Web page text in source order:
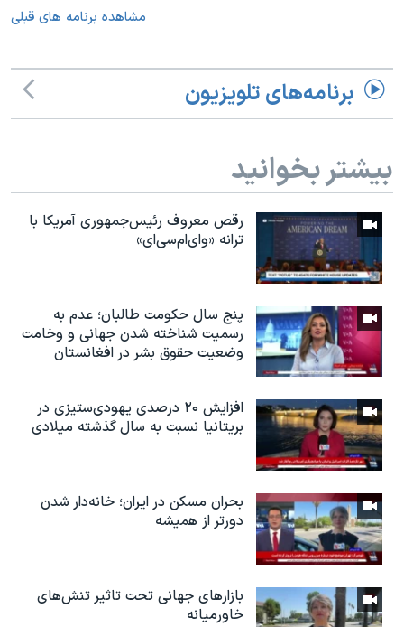
مشاهده برنامه های قبلی
برنامه‌های تلویزیون
بیشتر بخوانید
رقص معروف رئیس‌جمهوری آمریکا با
ترانه «وای‌ام‌سی‌ای»
پنج سال حکومت طالبان؛ عدم به
رسمیت شناخته شدن جهانی و وخامت
وضعیت حقوق بشر در افغانستان
افزایش ۲۰ درصدی یهودی‌ستیزی در
بریتانیا نسبت به سال گذشته میلادی
بحران مسکن در ایران؛ خانه‌دار شدن
دورتر از همیشه
بازارهای جهانی تحت تاثیر تنش‌های
خاورمیانه